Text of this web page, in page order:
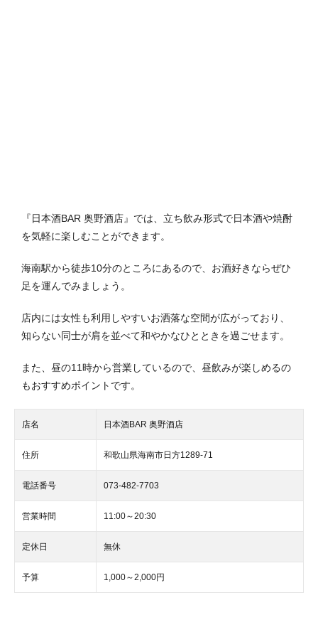
『日本酒BAR 奥野酒店』では、立ち飲み形式で日本酒や焼酎
を気軽に楽しむことができます。
海南駅から徒歩10分のところにあるので、お酒好きならぜひ
足を運んでみましょう。
店内には女性も利用しやすいお洒落な空間が広がっており、
知らない同士が肩を並べて和やかなひとときを過ごせます。
また、昼の11時から営業しているので、昼飲みが楽しめるの
もおすすめポイントです。
店名 日本酒BAR 奥野酒店
住所 和歌山県海南市日方1289-71
電話番号 073-482-7703
営業時間 11:00～20:30
定休日 無休
予算 1,000～2,000円